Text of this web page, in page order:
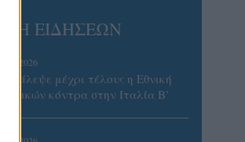
ΡΟΗ ΕΙΔΗΣΕΩΝ
06/08/2026
Το πάλεψε μέχρι τέλους η Εθνική
γυναικών κόντρα στην Ιταλία Β’